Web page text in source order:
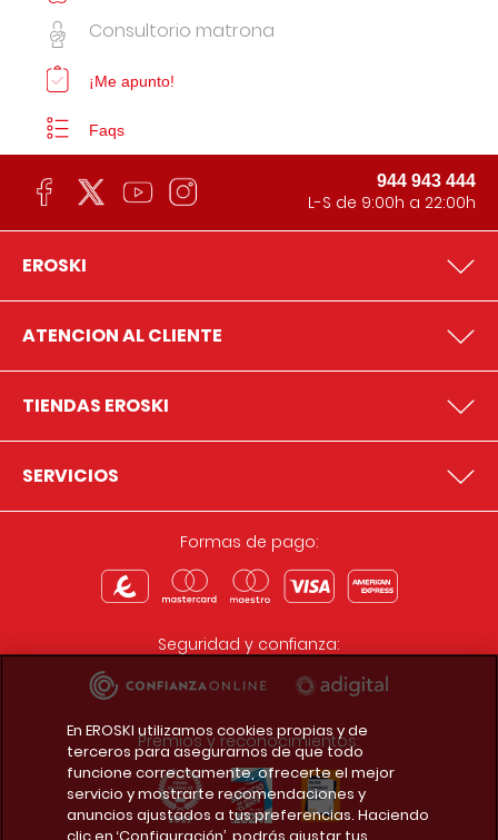
Consultorio matrona
¡Me apunto!
Faqs
944 943 444
L-S de 9:00h a 22:00h
EROSKI
ATENCION AL CLIENTE
TIENDAS EROSKI
SERVICIOS
Formas de pago:
Seguridad y confianza:
Premios y reconocimientos:
En EROSKI utilizamos cookies propias y de
terceros para asegurarnos de que todo
funcione correctamente, ofrecerte el mejor
servicio y mostrarte recomendaciones y
anuncios ajustados a tus preferencias. Haciendo
clic en ‘Configuración’, podrás ajustar tus